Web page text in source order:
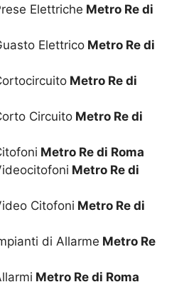
Elettriche Metro Re di
Elettrico Metro Re di
Metro Re di
Circuito Metro Re di
Metro Re di Roma
Metro Re di
Citofoni Metro Re di
di Allarme Metro Re
Metro Re di Roma